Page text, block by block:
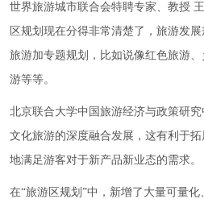
世界旅游城市联合会特聘专家、教授
区规划现在分得非常清楚了，旅游发
旅游加专题规划，比如说像红色旅游
游等等。
北京联合大学中国旅游经济与政策研
文化旅游的深度融合发展，这有利于
地满足游客对于新产品新业态的需求。
在“旅游区规划”中，新增了大量可量